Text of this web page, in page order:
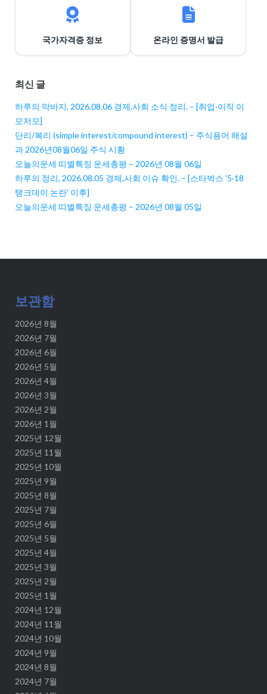
국가자격증 정보 온라인 증명서 발급
최신 글
하루의 막바지, 2026.08.06 경제,사회 소식 정리. – [취업·이직 이
모저모]
단리/복리 (simple interest/compound interest) – 주식용어 해설
과 2026년08월06일 주식 시황
오늘의운세 띠별특징 운세총평 – 2026년 08월 06일
하루의 정리, 2026.08.05 경제,사회 이슈 확인. – [스타벅스 '5·18
탱크데이 논란' 이후]
오늘의운세 띠별특징 운세총평 – 2026년 08월 05일
보관함
2026년 8월
2026년 7월
2026년 6월
2026년 5월
2026년 4월
2026년 3월
2026년 2월
2026년 1월
2025년 12월
2025년 11월
2025년 10월
2025년 9월
2025년 8월
2025년 7월
2025년 6월
2025년 5월
2025년 4월
2025년 3월
2025년 2월
2025년 1월
2024년 12월
2024년 11월
2024년 10월
2024년 9월
2024년 8월
2024년 7월